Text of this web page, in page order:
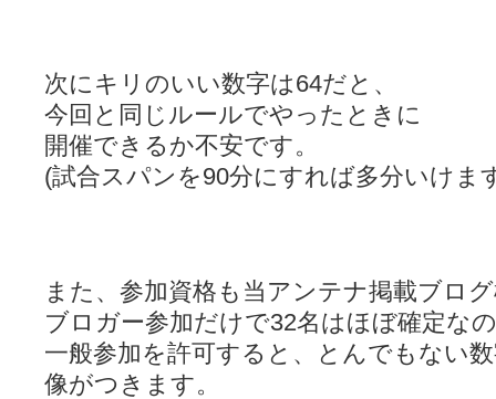
次にキリのいい数字は64だと、
今回と同じルールでやったときに
開催できるか不安です。
(試合スパンを90分にすれば多分いけま
また、参加資格も当アンテナ掲載ブロ
ブロガー参加だけで32名はほぼ確定な
一般参加を許可すると、とんでもない
像がつきます。